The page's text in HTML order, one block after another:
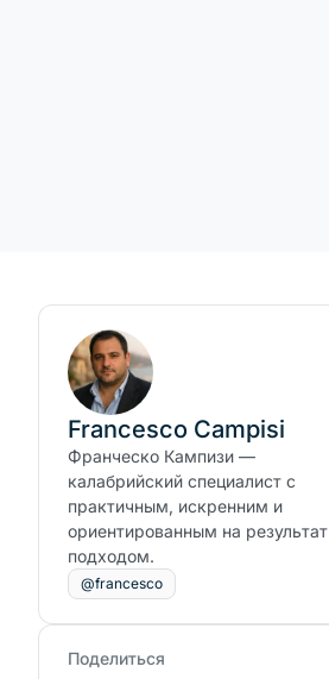
Francesco Campisi
Франческо Кампизи —
калабрийский специалист с
практичным, искренним и
ориентированным на результат
подходом.
@francesco
Поделиться